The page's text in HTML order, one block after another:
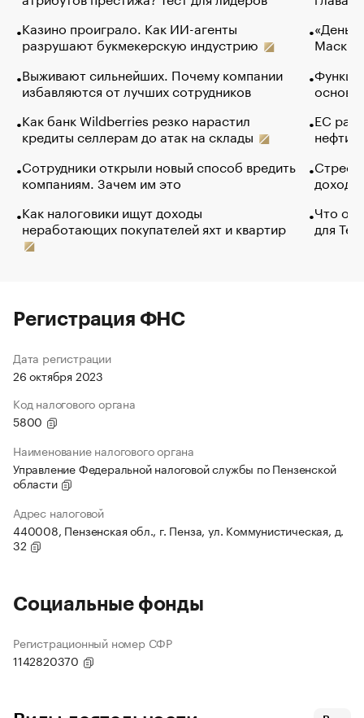
Казино проиграло. Как ИИ-агенты
разрушают букмекерскую индустрию
Выживают сильнейших. Почему компании
избавляются от лучших сотрудников
Как банк Wildberries резко нарастил
кредиты селлерам до атак на склады
Сотрудники открыли новый способ вредить
компаниям. Зачем им это
Как налоговики ищут доходы
неработающих покупателей яхт и квартир
Маск в
основ
ЕС
нефти
Что
для
Регистрация ФНС
Дата регистрации
26 октября 2023
Код налогового органа
5800
Наименование налогового органа
Управление Федеральной налоговой службы по Пензенской
области
Адрес налоговой
440008, Пензенская обл., г. Пенза, ул. Коммунистическая, д.
32
Социальные фонды
Регистрационный номер СФР
1142820370